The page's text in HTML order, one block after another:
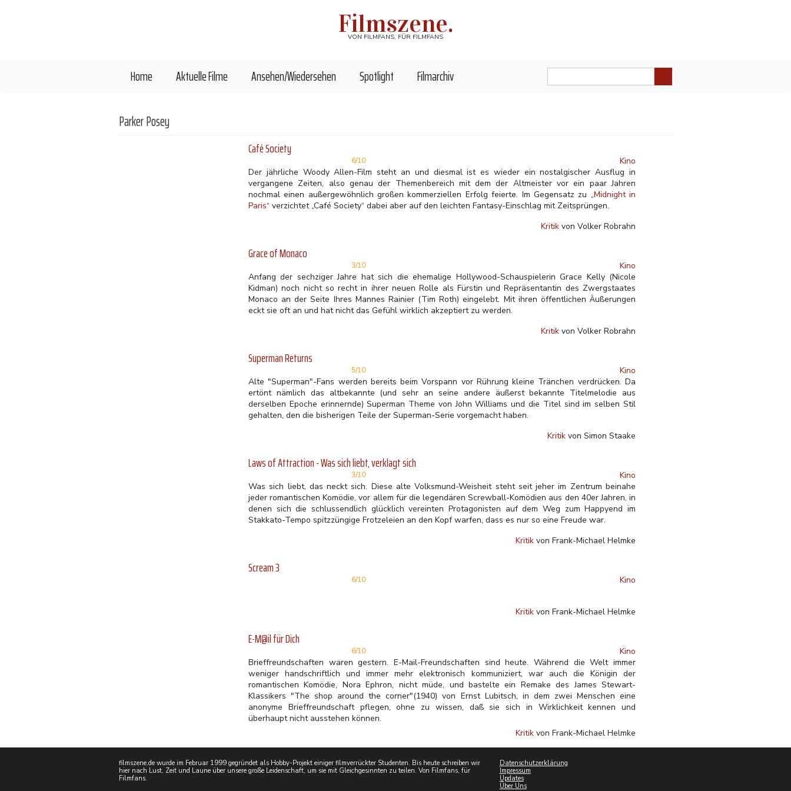
Filmszene.
VON FILMFANS, FÜR FILMFANS
Home Aktuelle Filme Ansehen/Wiedersehen Spotlight Filmarchiv
Parker Posey
Café Society
6/10
Kino
Der jährliche Woody Allen-Film steht an und diesmal ist es wieder ein nostalgischer Ausflug in
vergangene Zeiten, also genau der Themenbereich mit dem der Altmeister vor ein paar Jahren
nochmal einen außergewöhnlich großen kommerziellen Erfolg feierte. Im Gegensatz zu „Midnight in
Paris“ verzichtet „Café Society“ dabei aber auf den leichten Fantasy-Einschlag mit Zeitsprüngen.
Kritik von Volker Robrahn
Grace of Monaco
3/10
Kino
Anfang der sechziger Jahre hat sich die ehemalige Hollywood-Schauspielerin Grace Kelly (Nicole
Kidman) noch nicht so recht in ihrer neuen Rolle als Fürstin und Repräsentantin des Zwergstaates
Monaco an der Seite Ihres Mannes Rainier (Tim Roth) eingelebt. Mit ihren öffentlichen Äußerungen
eckt sie oft an und hat nicht das Gefühl wirklich akzeptiert zu werden.
Kritik von Volker Robrahn
Superman Returns
5/10
Kino
Alte "Superman"-Fans werden bereits beim Vorspann vor Rührung kleine Tränchen verdrücken. Da
ertönt nämlich das altbekannte (und sehr an seine andere äußerst bekannte Titelmelodie aus
derselben Epoche erinnernde) Superman Theme von John Williams und die Titel sind im selben Stil
gehalten, den die bisherigen Teile der Superman-Serie vorgemacht haben.
Kritik von Simon Staake
Laws of Attraction - Was sich liebt, verklagt sich
3/10
Kino
Was sich liebt, das neckt sich. Diese alte Volksmund-Weisheit steht seit jeher im Zentrum beinahe
jeder romantischen Komödie, vor allem für die legendären Screwball-Komödien aus den 40er Jahren, in
denen sich die schlussendlich glücklich vereinten Protagonisten auf dem Weg zum Happyend im
Stakkato-Tempo spitzzüngige Frotzeleien an den Kopf warfen, dass es nur so eine Freude war.
Kritik von Frank-Michael Helmke
Scream 3
6/10 Kino
Kritik von Frank-Michael Helmke
E-M@il für Dich
6/10
Kino
Brieffreundschaften waren gestern. E-Mail-Freundschaften sind heute. Während die Welt immer
weniger handschriftlich und immer mehr elektronisch kommuniziert, war auch die Königin der
romantischen Komödie, Nora Ephron, nicht müde, und bastelte ein Remake des James Stewart-
Klassikers "The shop around the corner"(1940) von Ernst Lubitsch, in dem zwei Menschen eine
anonyme Brieffreundschaft pflegen, ohne zu wissen, daß sie sich in Wirklichkeit kennen und
überhaupt nicht ausstehen können.
Kritik von Frank-Michael Helmke
filmszene.de wurde im Februar 1999 gegründet als Hobby-Projekt einiger filmverrückter Studenten. Bis heute schreiben wir
hier nach Lust, Zeit und Laune über unsere große Leidenschaft, um sie mit Gleichgesinnten zu teilen. Von Filmfans, für
Filmfans.
Datenschutzerklärung
Impressum
Updates
Über Uns